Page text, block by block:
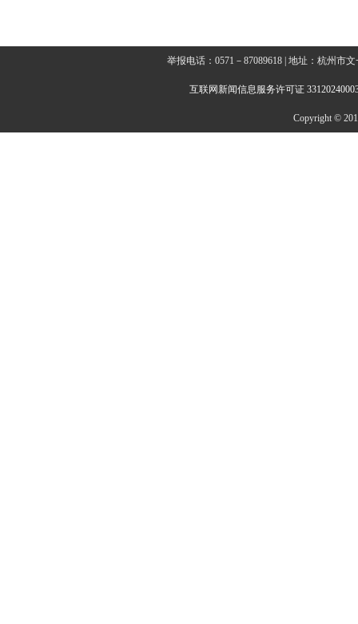
举报电话：0571－87089618 | 地址：杭州市
互联网新闻信息服务许可证
Copyright ©